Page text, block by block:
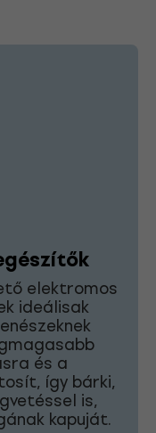
elektromos
ideálisak
és a
így bárki,
is,
kapuját.